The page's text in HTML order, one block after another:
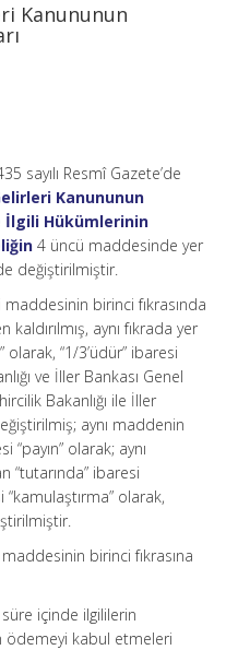
Kanununun
sayılı Resmî Gazete’de
Kanununun
İlgili Hükümlerinin
4 üncü maddesinde yer
değiştirilmiştir.
maddesinin birinci fıkrasında
aynı fıkrada yer
“1/3’üdür” ibaresi
ve İller Bankası Genel
Bakanlığı ile İller
aynı maddenin
“payın” olarak; aynı
“tutarında” ibaresi
“kamulaştırma” olarak,
birinci fıkrasına
içinde ilgililerin
ödemeyi kabul etmeleri